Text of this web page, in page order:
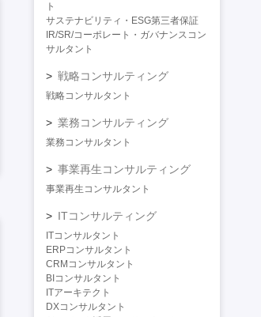
ト
サステナビリティ・ESG第三者保証
IR/SR/コーポレート・ガバナンスコン
サルタント
戦略コンサルティング
戦略コンサルタント
業務コンサルティング
業務コンサルタント
事業再生コンサルティング
事業再生コンサルタント
ITコンサルティング
ITコンサルタント
ERPコンサルタント
CRMコンサルタント
BIコンサルタント
ITアーキテクト
DXコンサルタント